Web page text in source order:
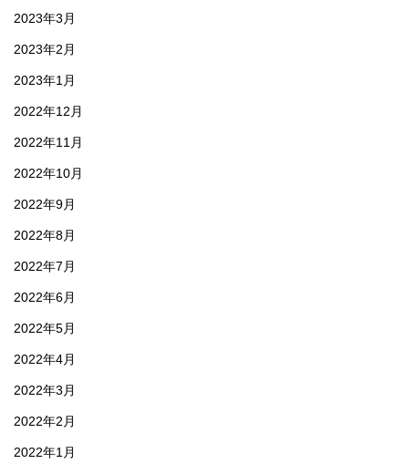
2023年3月
2023年2月
2023年1月
2022年12月
2022年11月
2022年10月
2022年9月
2022年8月
2022年7月
2022年6月
2022年5月
2022年4月
2022年3月
2022年2月
2022年1月